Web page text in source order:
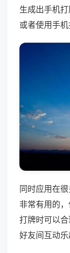
生成出手机
或者使用手机
同时应用在
非常有用的
打牌时可以
好友间互动乐